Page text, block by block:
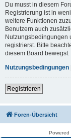
Du musst in diesem
Registrierung ist in
weitere Funktionen
Benutzern auch
Nutzungsbedingungen
registrierst. Bitte
diesem Board bewegst.
Nutzungsbedingungen
Registrieren
Foren-Übersicht
Powered